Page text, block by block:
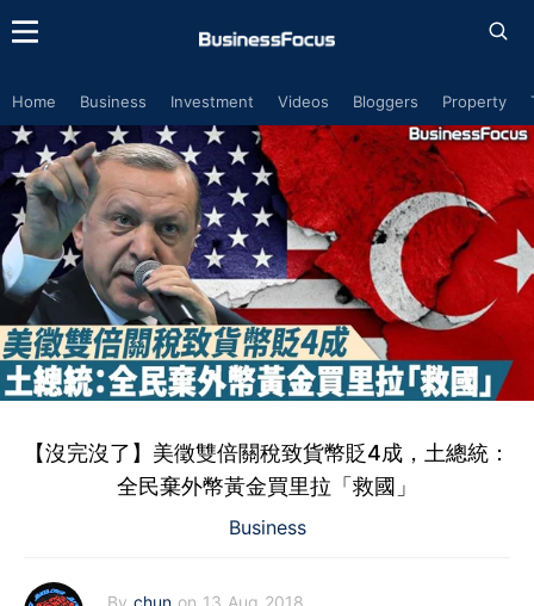
Home Business Investment Videos Bloggers Property
【沒完沒了】美徵雙倍關稅致貨幣貶4成，土總統：
全民棄外幣黃金買里拉「救國」
Business
By chun on 13 Aug 2018